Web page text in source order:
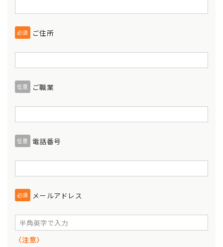
必須 ご住所
任意 ご職業
任意 電話番号
必須 メールアドレス
〈注意〉